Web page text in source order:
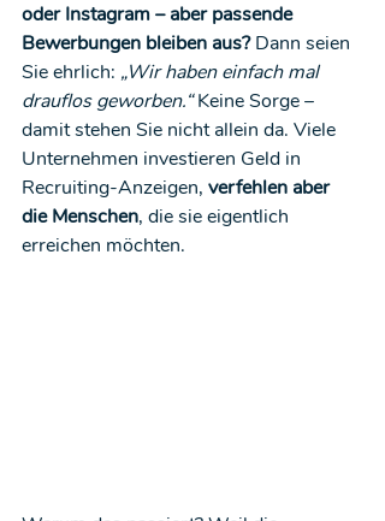
oder Instagram – aber passende
Bewerbungen bleiben aus? Dann seien
Sie ehrlich: „Wir haben einfach mal
drauflos geworben.“ Keine Sorge –
damit stehen Sie nicht allein da. Viele
Unternehmen investieren Geld in
Recruiting-Anzeigen, verfehlen aber
die Menschen, die sie eigentlich
erreichen möchten.